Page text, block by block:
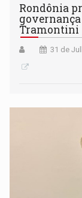
Rondônia
Tramontini
31 de